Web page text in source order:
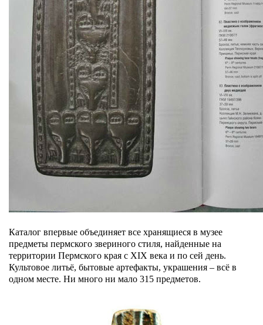
Каталог впервые объединяет все хранящиеся в музее
предметы пермского звериного стиля, найденные на
территории Пермского края с XIX века и по сей день.
Культовое литьё, бытовые артефакты, украшения – всё в
одном месте. Ни много ни мало 315 предметов.